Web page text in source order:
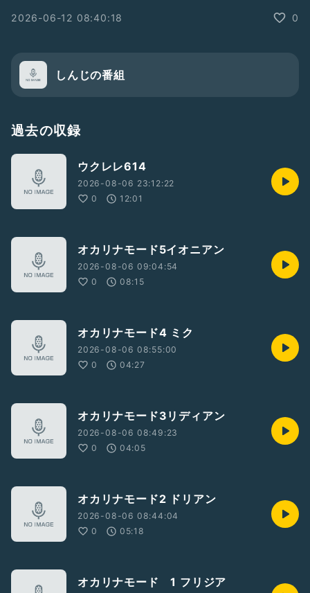
2026-06-12 08:40:18 0
しんじの番組
過去の収録
ウクレレ614
2026-08-06 23:12:22
0
12:01
オカリナモード5イオニアン
2026-08-06 09:04:54
0
08:15
オカリナモード4 ミク
2026-08-06 08:55:00
0
04:27
オカリナモード3リディアン
2026-08-06 08:49:23
0
04:05
オカリナモード2 ドリアン
2026-08-06 08:44:04
0
05:18
オカリナモード 1 フリジア